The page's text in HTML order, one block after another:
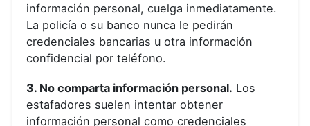
información personal, cuelga inmediatamente.
La policía o su banco nunca le pedirán
credenciales bancarias u otra información
confidencial por teléfono.
3. No comparta información personal. Los
estafadores suelen intentar obtener
información personal como credenciales